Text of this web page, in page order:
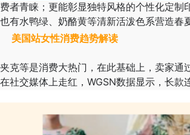
者青睐；更能彰显独特风格的个性化定
水鸭绿、奶酪黄等清新活泼色系营造春
美国站女性消费趋势解读
克等是消费大热门，在此基础上，卖家
交媒体上走红，WGSN数据显示，长款